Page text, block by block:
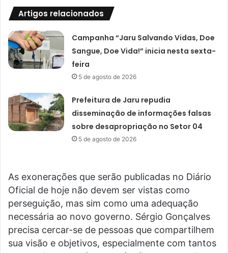
Artigos relacionados
Campanha “Jaru Salvando Vidas, Doe
Sangue, Doe Vida!” inicia nesta sexta-
feira
5 de agosto de 2026
Prefeitura de Jaru repudia
disseminação de informações falsas
sobre desapropriação no Setor 04
5 de agosto de 2026
As exonerações que serão publicadas no Diário
Oficial de hoje não devem ser vistas como
perseguição, mas sim como uma adequação
necessária ao novo governo. Sérgio Gonçalves
precisa cercar-se de pessoas que compartilhem
sua visão e objetivos, especialmente com tantos